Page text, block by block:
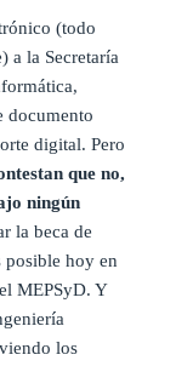
(todo
a la Secretaría
documento
digital. Pero
que no,
ningún
la beca de
posible hoy en
MEPSyD. Y
los